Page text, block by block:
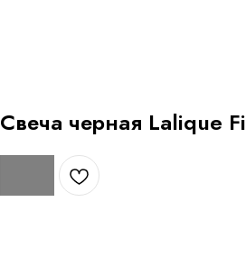
Свеча черная Lalique